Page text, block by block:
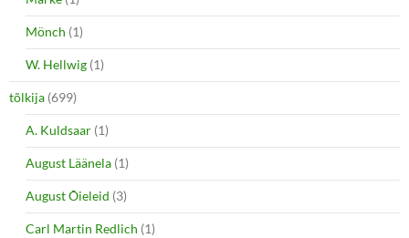
Mönch (1)
W. Hellwig (1)
tõlkija (699)
A. Kuldsaar (1)
August Läänela (1)
August Õieleid (3)
Carl Martin Redlich (1)